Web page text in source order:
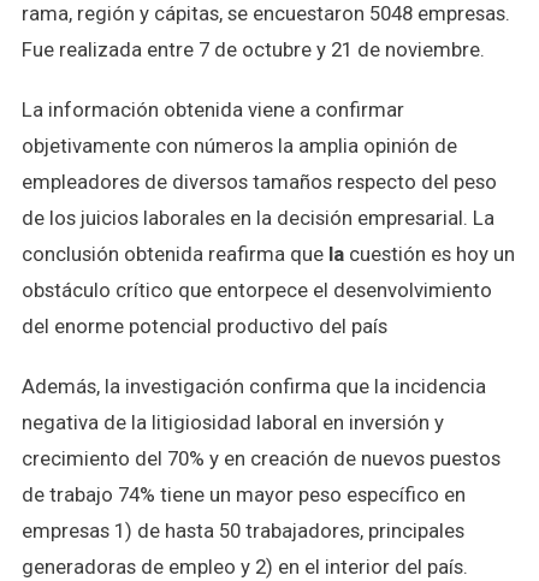
rama, región y cápitas, se encuestaron 5048 empresas.
Fue realizada entre 7 de octubre y 21 de noviembre.
La información obtenida viene a confirmar
objetivamente con números la amplia opinión de
empleadores de diversos tamaños respecto del peso
de los juicios laborales en la decisión empresarial. La
conclusión obtenida reafirma que la cuestión es hoy un
obstáculo crítico que entorpece el desenvolvimiento
del enorme potencial productivo del país
Además, la investigación confirma que la incidencia
negativa de la litigiosidad laboral en inversión y
crecimiento del 70% y en creación de nuevos puestos
de trabajo 74% tiene un mayor peso específico en
empresas 1) de hasta 50 trabajadores, principales
generadoras de empleo y 2) en el interior del país.